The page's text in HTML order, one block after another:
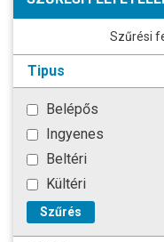
Szűrési
Tipus
Belépős
Ingyenes
Beltéri
Kültéri
Szűrés